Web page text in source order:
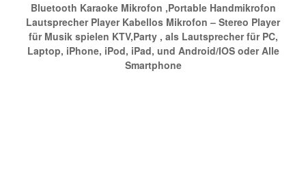
Bluetooth Karaoke Mikrofon ,Portable Handmikrofon
Lautsprecher Player Kabellos Mikrofon – Stereo Player
für Musik spielen KTV,Party , als Lautsprecher für PC,
Laptop, iPhone, iPod, iPad, und Android/IOS oder Alle
Smartphone